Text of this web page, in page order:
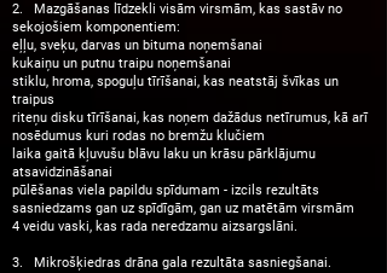
2. Mazgāšanas līdzekli visām virsmām, kas sastāv no
sekojošiem komponentiem:
eļļu, sveķu, darvas un bituma noņemšanai
kukaiņu un putnu traipu noņemšanai
stiklu, hroma, spoguļu tīrīšanai, kas neatstāj švīkas un
traipus
riteņu disku tīrīšanai, kas noņem dažādus netīrumus, kā arī
nosēdumus kuri rodas no bremžu klučiem
laika gaitā kļuvušu blāvu laku un krāsu pārklājumu
atsavidzināšanai
pūlēšanas viela papildu spīdumam - izcils rezultāts
sasniedzams gan uz spīdīgām, gan uz matētām virsmām
4 veidu vaski, kas rada neredzamu aizsargslāni.
3. Mikrošķiedras drāna gala rezultāta sasniegšanai.